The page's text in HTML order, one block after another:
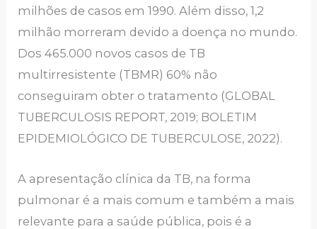
milhões de casos em 1990. Além disso, 1,2
milhão morreram devido a doença no mundo.
Dos 465.000 novos casos de TB
multirresistente (TBMR) 60% não
conseguiram obter o tratamento (GLOBAL
TUBERCULOSIS REPORT, 2019; BOLETIM
EPIDEMIOLÓGICO DE TUBERCULOSE, 2022).
A apresentação clínica da TB, na forma
pulmonar é a mais comum e também a mais
relevante para a saúde pública, pois é a